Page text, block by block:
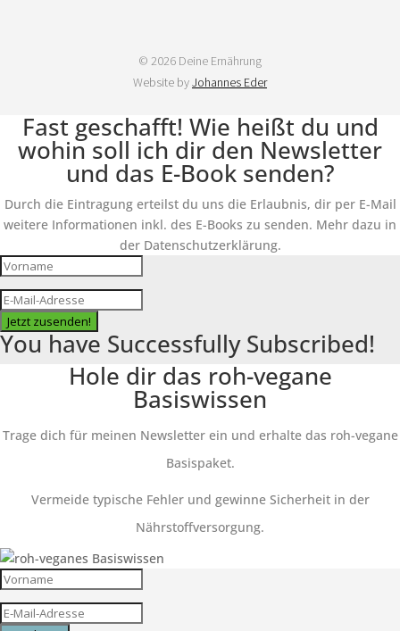
© 2026 Deine Ernährung
Website byJohannes Eder
Fast geschafft! Wie heißt du und
wohin soll ich dir den Newsletter
und das E-Book senden?
Durch die Eintragung erteilst du uns die Erlaubnis, dir per E-Mail
weitere Informationen inkl. des E-Books zu senden. Mehr dazu in
der Datenschutzerklärung.
Jetzt zusenden!
You have Successfully Subscribed!
Hole dir das roh-vegane
Basiswissen
Trage dich für meinen Newsletter ein und erhalte das roh-vegane
Basispaket.
Vermeide typische Fehler und gewinne Sicherheit in der
Nährstoffversorgung.